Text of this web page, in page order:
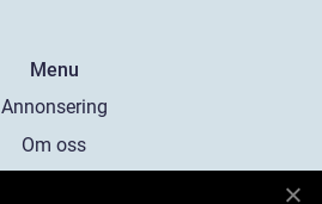
Menu
Annonsering
Om oss